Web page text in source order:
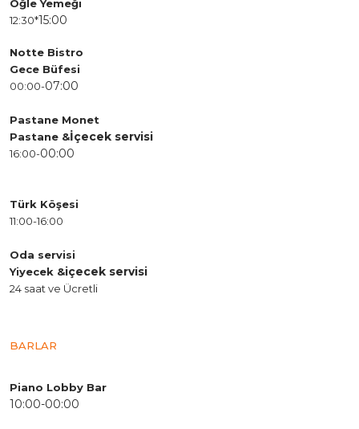
Öğle Yemeği
12:30*15:00
Notte Bistro
Gece Büfesi
00:00-07:00
Pastane Monet
Pastane &İçecek servisi
16:00-00:00
Türk Köşesi
11:00-16:00
Oda servisi
Yiyecek &içecek servisi
24 saat ve Ücretli
BARLAR
Piano Lobby Bar
10:00-00:00